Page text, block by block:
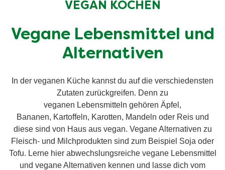
VEGAN KOCHEN
Vegane Lebensmittel und
Alternativen
In der veganen Küche kannst du auf die verschiedensten
Zutaten zurückgreifen. Denn zu
veganen Lebensmitteln gehören Äpfel,
Bananen, Kartoffeln, Karotten, Mandeln oder Reis und
diese sind von Haus aus vegan. Vegane Alternativen zu
Fleisch- und Milchprodukten sind zum Beispiel Soja oder
Tofu. Lerne hier abwechslungsreiche vegane Lebensmittel
und vegane Alternativen kennen und lasse dich vom